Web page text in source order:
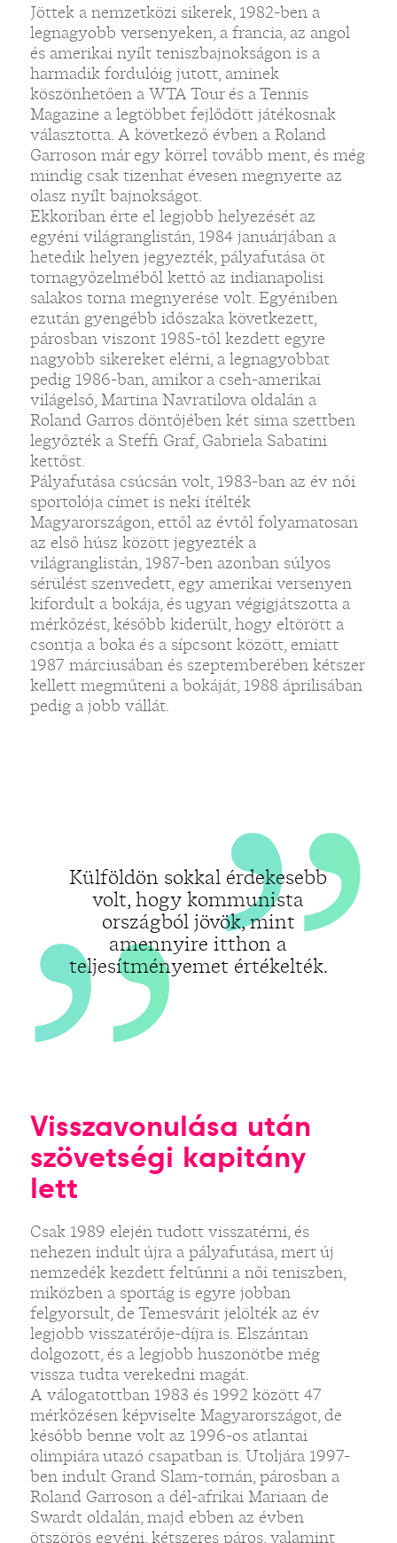
Jöttek a nemzetközi sikerek, 1982-ben a
legnagyobb versenyeken, a francia, az angol
és amerikai nyílt teniszbajnokságon is a
harmadik fordulóig jutott, aminek
köszönhetően a WTA Tour és a Tennis
Magazine a legtöbbet fejlődött játékosnak
választotta. A következő évben a Roland
Garroson már egy körrel tovább ment, és még
mindig csak tizenhat évesen megnyerte az
olasz nyílt bajnokságot.
Ekkoriban érte el legjobb helyezését az
egyéni világranglistán, 1984 januárjában a
hetedik helyen jegyezték, pályafutása öt
tornagyőzelméből kettő az indianapolisi
salakos torna megnyerése volt. Egyéniben
ezután gyengébb időszaka következett,
párosban viszont 1985-től kezdett egyre
nagyobb sikereket elérni, a legnagyobbat
pedig 1986-ban, amikor a cseh-amerikai
világelső, Martina Navratilova oldalán a
Roland Garros döntőjében két sima szettben
legyőzték a Steffi Graf, Gabriela Sabatini
kettőst.
Pályafutása csúcsán volt, 1983-ban az év női
sportolója címet is neki ítélték
Magyarországon, ettől az évtől folyamatosan
az első húsz között jegyezték a
világranglistán, 1987-ben azonban súlyos
sérülést szenvedett, egy amerikai versenyen
kifordult a bokája, és ugyan végigjátszotta a
mérkőzést, később kiderült, hogy eltörött a
csontja a boka és a sípcsont között, emiatt
1987 márciusában és szeptemberében kétszer
kellett megműteni a bokáját, 1988 áprilisában
pedig a jobb vállát.
Külföldön sokkal érdekesebb
volt, hogy kommunista
országból jövök, mint
amennyire itthon a
teljesítményemet értékelték.
„„
Visszavonulása után
szövetségi kapitány
lett
Csak 1989 elején tudott visszatérni, és
nehezen indult újra a pályafutása, mert új
nemzedék kezdett feltűnni a női teniszben,
miközben a sportág is egyre jobban
felgyorsult, de Temesvárit jelölték az év
legjobb visszatérője-díjra is. Elszántan
dolgozott, és a legjobb huszonötbe még
vissza tudta verekedni magát.
A válogatottban 1983 és 1992 között 47
mérkőzésen képviselte Magyarországot, de
később benne volt az 1996-os atlantai
olimpiára utazó csapatban is. Utoljára 1997-
ben indult Grand Slam-tornán, párosban a
Roland Garroson a dél-afrikai Mariaan de
Swardt oldalán, majd ebben az évben
ötszörös egyéni, kétszeres páros, valamint